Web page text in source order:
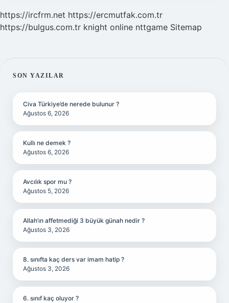
https://ircfrm.net https://ercmutfak.com.tr
https://bulgus.com.tr knight online nttgame Sitemap
SIDEBAR
SON YAZILAR
Civa Türkiye’de nerede bulunur ?
Ağustos 6, 2026
Kullı ne demek ?
Ağustos 6, 2026
Avcılık spor mu ?
Ağustos 5, 2026
Allah’ın affetmediği 3 büyük günah nedir ?
Ağustos 3, 2026
8. sınıfta kaç ders var imam hatip ?
Ağustos 3, 2026
6. sınıf kaç oluyor ?